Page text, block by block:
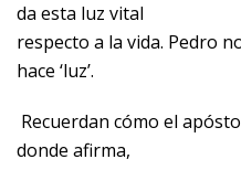
da esta luz vital
respecto a la vida. Pedro
hace ‘luz’.
Recuerdan cómo el
donde afirma,